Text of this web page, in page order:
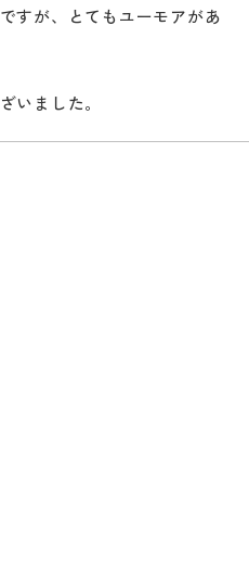
すが、とてもユーモアがあ
いました。